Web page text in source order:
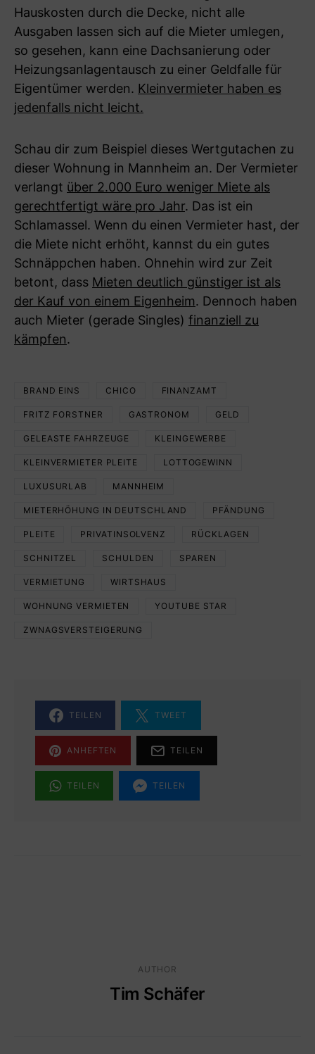
Hauskosten durch die Decke, nicht alle
Ausgaben lassen sich auf die Mieter umlegen,
so gesehen, kann eine Dachsanierung oder
Heizungsanlagentausch zu einer Geldfalle für
Eigentümer werden. Kleinvermieter haben es
jedenfalls nicht leicht.
Schau dir zum Beispiel dieses Wertgutachen zu
dieser Wohnung in Mannheim an. Der Vermieter
verlangt über 2.000 Euro weniger Miete als
gerechtfertigt wäre pro Jahr. Das ist ein
Schlamassel. Wenn du einen Vermieter hast, der
die Miete nicht erhöht, kannst du ein gutes
Schnäppchen haben. Ohnehin wird zur Zeit
betont, dass Mieten deutlich günstiger ist als
der Kauf von einem Eigenheim. Dennoch haben
auch Mieter (gerade Singles) finanziell zu
kämpfen.
BRAND EINS CHICO FINANZAMT
FRITZ FORSTNER GASTRONOM GELD
GELEASTE FAHRZEUGE KLEINGEWERBE
KLEINVERMIETER PLEITE LOTTOGEWINN
LUXUSURLAB MANNHEIM
MIETERHÖHUNG IN DEUTSCHLAND PFÄNDUNG
PLEITE PRIVATINSOLVENZ RÜCKLAGEN
SCHNITZEL SCHULDEN SPAREN
VERMIETUNG WIRTSHAUS
WOHNUNG VERMIETEN YOUTUBE STAR
ZWNAGSVERSTEIGERUNG
TEILEN TWEET
ANHEFTEN TEILEN
TEILEN TEILEN
AUTHOR
Tim Schäfer